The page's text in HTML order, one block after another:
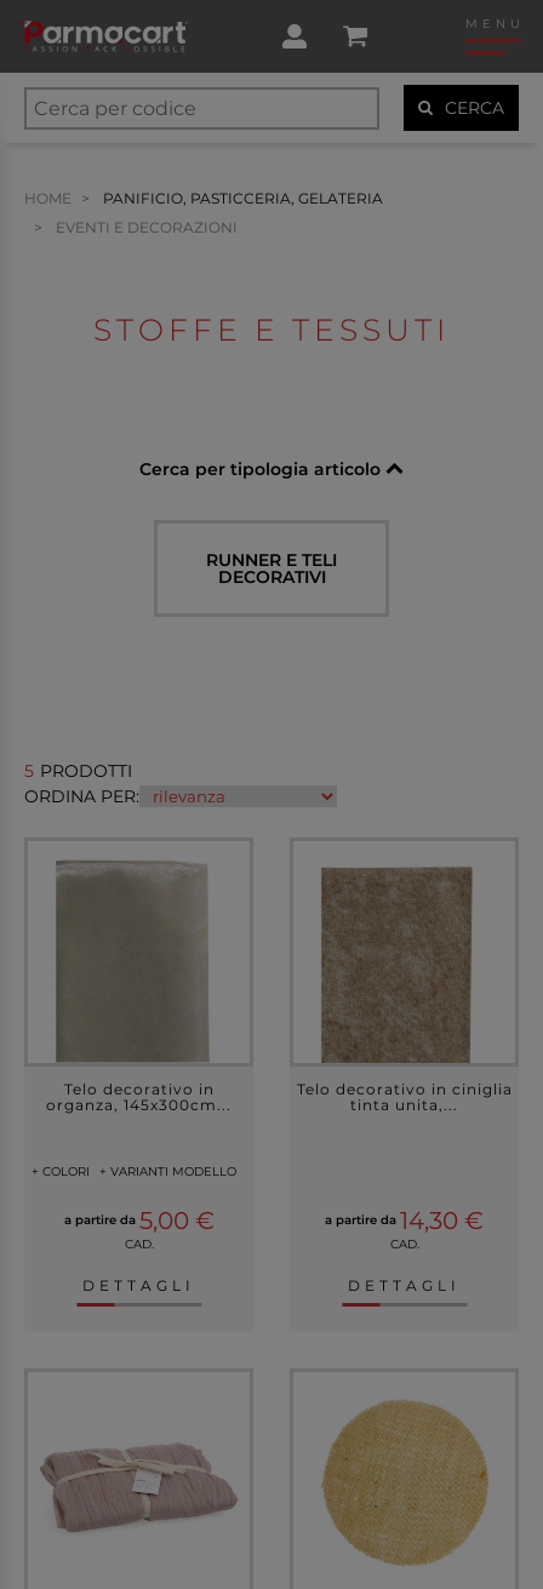
MENU
CERCA
HOME
PANIFICIO, PASTICCERIA, GELATERIA
EVENTI E DECORAZIONI
STOFFE E TESSUTI
Cerca per tipologia articolo
RUNNER E TELI
DECORATIVI
5 PRODOTTI
ORDINA PER:
Telo decorativo in
organza, 145x300cm...
+ COLORI + VARIANTI MODELLO
a partire da 5,00 €
CAD.
DETTAGLI
Telo decorativo in ciniglia
tinta unita,...
a partire da 14,30 €
CAD.
DETTAGLI